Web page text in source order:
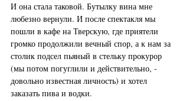
И она стала таковой. Бутылку вина мне
любезно вернули. И после спектакля мы
пошли в кафе на Тверскую, где приятели
громко продолжили вечный спор, а к нам за
столик подсел пьяный в стельку прокурор
(мы потом погуглили и действительно, -
довольно известная личность) и хотел
заказать пива и водки.